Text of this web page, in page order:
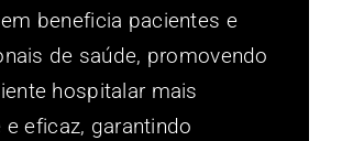
beneficia pacientes e
de saúde, promovendo
hospitalar mais
e eficaz, garantindo